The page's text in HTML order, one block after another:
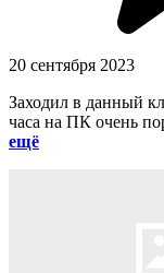
20 сентября 2023
Заходил в данный
часа на ПК очень
ещё